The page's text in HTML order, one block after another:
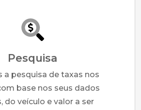
Pesquisa
a pesquisa de taxas nos
base nos seus dados
do veículo e valor a ser